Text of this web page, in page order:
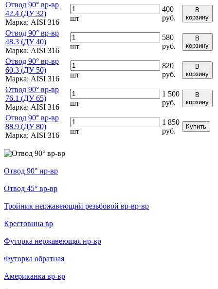
Отвод 90° вр-вр
42.4 (ДУ 32)
Марка: AISI 316 шт
400
руб.
В
корзину
Отвод 90° вр-вр
48.3 (ДУ 40)
Марка: AISI 316 шт
580
руб.
В
корзину
Отвод 90° вр-вр
60.3 (ДУ 50)
Марка: AISI 316 шт
820
руб.
В
корзину
Отвод 90° вр-вр
76.1 (ДУ 65)
Марка: AISI 316 шт
1 500
руб.
В
корзину
Отвод 90° вр-вр
88.9 (ДУ 80)
Марка: AISI 316 шт
1 850
руб.
Купить
Отвод 90° нр-вр
Отвод 45° вр-вр
Тройник нержавеющий резьбовой вр-вр-вр
Крестовина вр
Футорка нержавеющая нр-вр
Футорка обратная
Американка вр-вр